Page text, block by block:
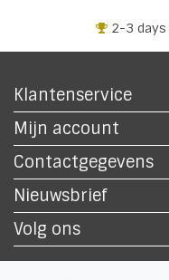
2-3
Klantenservice
Mijn account
Contactgegevens
Nieuwsbrief
Volg ons